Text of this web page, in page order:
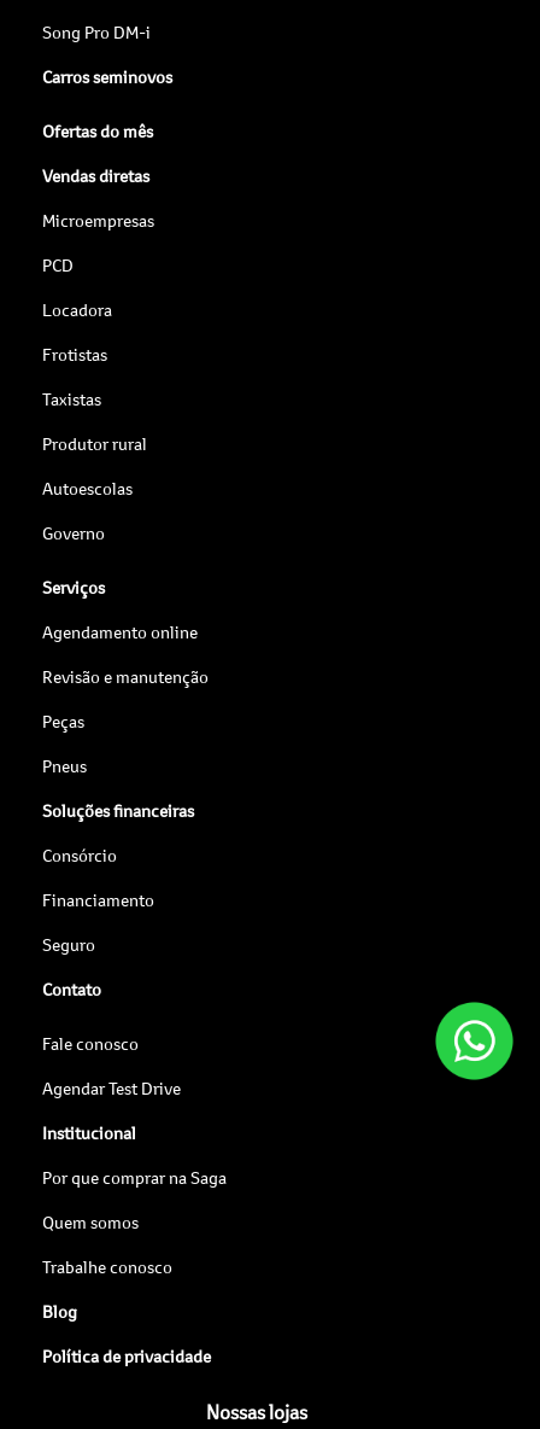
Song Pro DM-i
Carros seminovos
Ofertas do mês
Vendas diretas
Microempresas
PCD
Locadora
Frotistas
Taxistas
Produtor rural
Autoescolas
Governo
Serviços
Agendamento online
Revisão e manutenção
Peças
Pneus
Soluções financeiras
Consórcio
Financiamento
Seguro
Contato
Fale conosco
Agendar Test Drive
Institucional
Por que comprar na Saga
Quem somos
Trabalhe conosco
Blog
Política de privacidade
Nossas lojas